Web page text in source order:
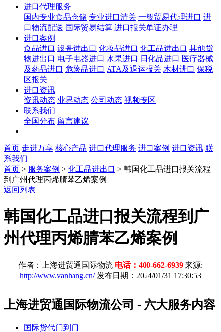
进口代理服务
国内专业食品仓储 专业进口清关 一般贸易代理进口 进
口物流配送 国际贸易结算 进口报关单证办理
进口案例
食品进口 设备进出口 化妆品进口 化工品进出口 其他货
物进出口 电子电器进口 水果进口 日化品进口 医疗器械
及药品进口 危险品进口 ATA及退运报关 木材进口 保税
区报关
进口资讯
资讯动态 业界动态 公司动态 视频专区
联系我们
全国分布 留言建议
首页 走进万享 核心产品 进口代理服务 进口案例 进口资讯 联
系我们
首页 > 服务案例 > 化工品进出口 > 韩国化工品进口报关流程
到广州代理丙烯腈苯乙烯案例
返回列表
韩国化工品进口报关流程到广
州代理丙烯腈苯乙烯案例
作者：上海进贸通国际物流 电话：400-662-6939 来源:
http://www.vanhang.cn/ 发布日期：2024/01/31 17:30:53
上海进贸通国际物流公司 - 六大服务内容
国际货代门到门